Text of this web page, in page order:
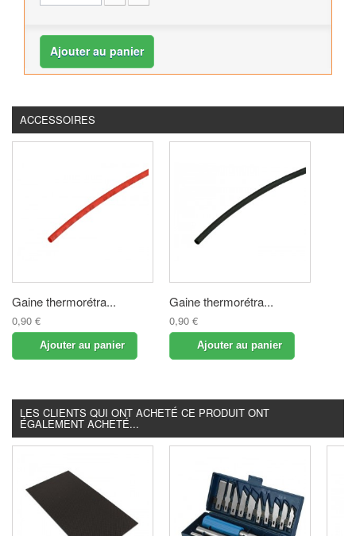
Ajouter au panier
ACCESSOIRES
Gaine thermorétra...
0,90 €
Ajouter au panier
Gaine thermorétra...
0,90 €
Ajouter au panier
LES CLIENTS QUI ONT ACHETÉ CE PRODUIT ONT
ÉGALEMENT ACHETÉ...